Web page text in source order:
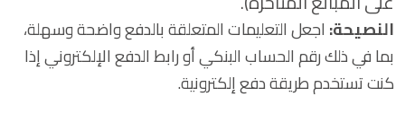
النصيحة: اجعل التعليمات المتعلقة بالدفع واضحة وسهلة،
بما في ذلك رقم الحساب البنكي أو رابط الدفع الإلكتروني إذا
كنت تستخدم طريقة دفع إلكترونية.